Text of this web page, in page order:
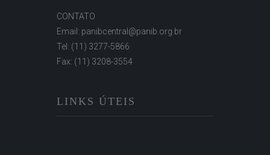
CONTATO
Email: panibcentral@panib.org.br
Tel: (11) 3277-5866
Fax: (11) 3208-3554
LINKS ÚTEIS